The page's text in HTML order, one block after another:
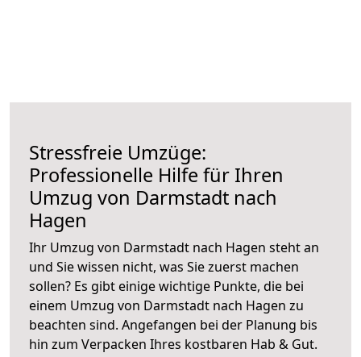
Stressfreie Umzüge:
Professionelle Hilfe für Ihren
Umzug von Darmstadt nach
Hagen
Ihr Umzug von Darmstadt nach Hagen steht an
und Sie wissen nicht, was Sie zuerst machen
sollen? Es gibt einige wichtige Punkte, die bei
einem Umzug von Darmstadt nach Hagen zu
beachten sind. Angefangen bei der Planung bis
hin zum Verpacken Ihres kostbaren Hab & Gut.